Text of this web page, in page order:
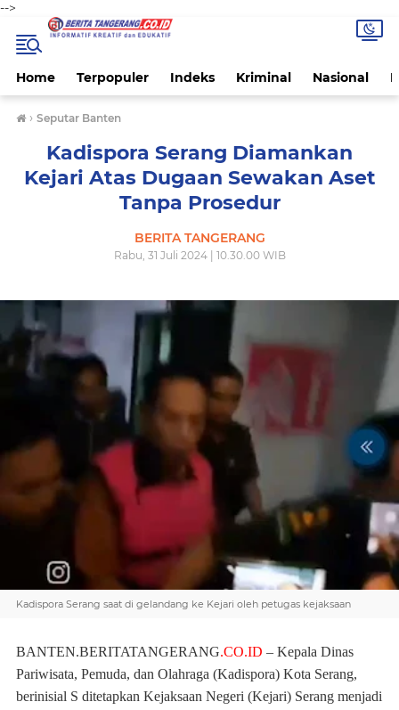
-->
Home Terpopuler Indeks Kriminal Nasional
› Seputar Banten
Kadispora Serang Diamankan
Kejari Atas Dugaan Sewakan Aset
Tanpa Prosedur
BERITA TANGERANG
Rabu, 31 Juli 2024 | 10.30.00 WIB
Kadispora Serang saat di gelandang ke Kejari oleh petugas kejaksaan
BANTEN.BERITATANGERANG.CO.ID – Kepala Dinas
Pariwisata, Pemuda, dan Olahraga (Kadispora) Kota Serang,
berinisial S ditetapkan Kejaksaan Negeri (Kejari) Serang menjadi